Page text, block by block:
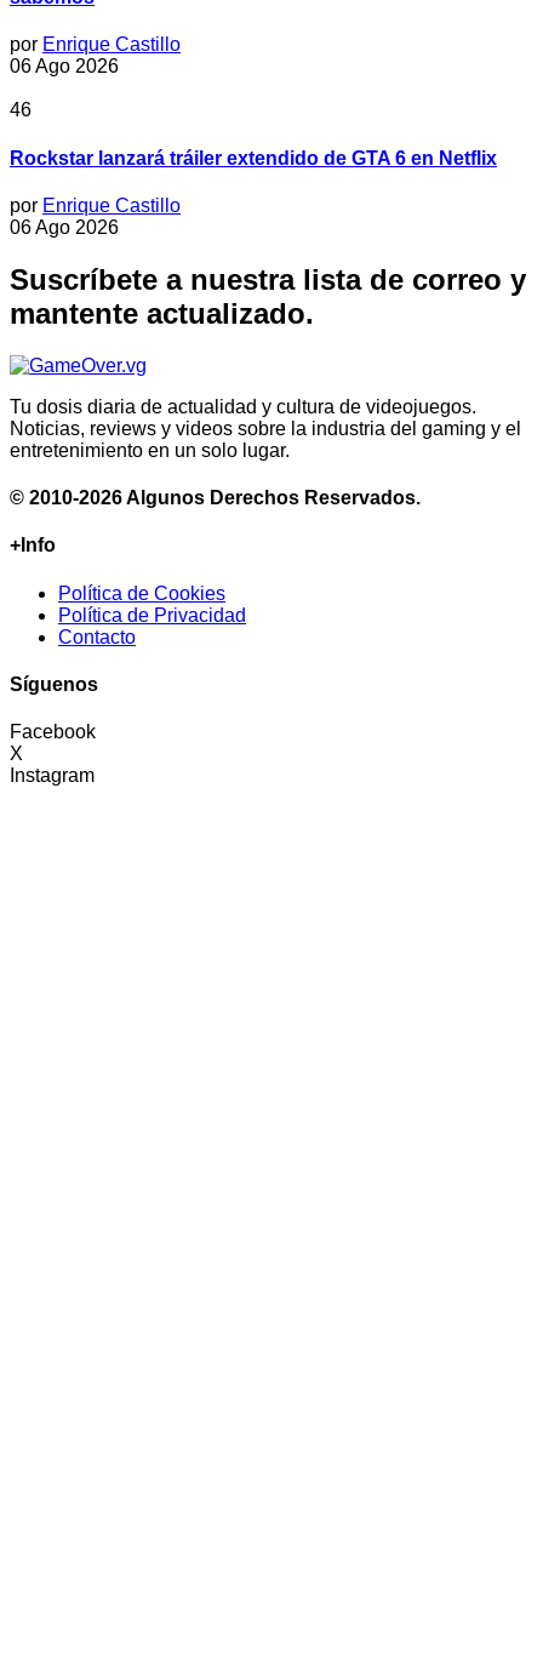
por Enrique Castillo
06 Ago 2026
46
Rockstar lanzará tráiler extendido de GTA 6 en Netflix
por Enrique Castillo
06 Ago 2026
Suscríbete a nuestra lista de correo y
mantente actualizado.
Tu dosis diaria de actualidad y cultura de videojuegos.
Noticias, reviews y videos sobre la industria del gaming y el
entretenimiento en un solo lugar.
© 2010-2026 Algunos Derechos Reservados.
+Info
Política de Cookies
Política de Privacidad
Contacto
Síguenos
Facebook
X
Instagram